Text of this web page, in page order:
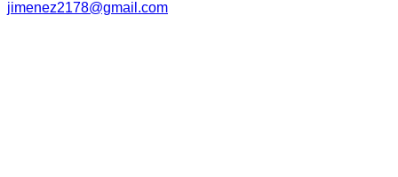
jimenez2178@gmail.com